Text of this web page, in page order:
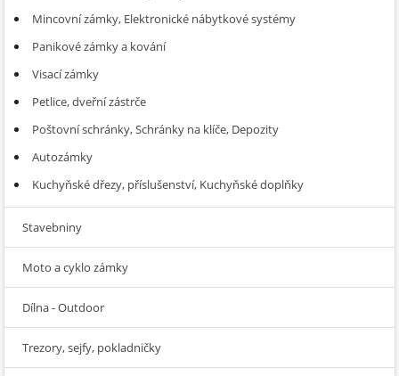
Mincovní zámky, Elektronické nábytkové systémy
Panikové zámky a kování
Visací zámky
Petlice, dveřní zástrče
Poštovní schránky, Schránky na klíče, Depozity
Autozámky
Kuchyňské dřezy, příslušenství, Kuchyňské doplňky
Stavebniny
Moto a cyklo zámky
Dílna - Outdoor
Trezory, sejfy, pokladničky